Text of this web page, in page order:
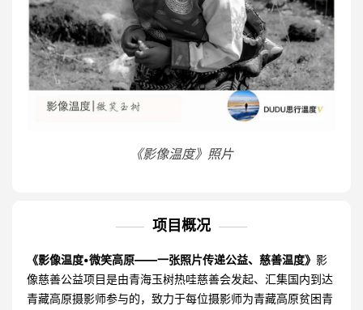
《影像温度》照片
项目概况
《影像温度•微笑高原——一张照片传递公益、慈善温度》 影
像慈善公益项目是由青海玉树热哇慈善会发起、汇集国内到达
青藏高原摄影师参与的，致力于每位摄影师为青藏高原贫困青